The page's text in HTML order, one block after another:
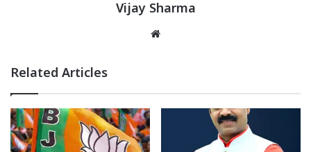
Vijay Sharma
Related Articles